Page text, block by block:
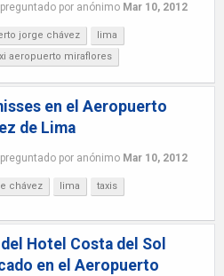
preguntado por anónimo Mar 10, 2012
jorge chávez
lima
aeropuerto miraflores
en el Aeropuerto
de Lima
preguntado por anónimo Mar 10, 2012
chávez lima taxis
Hotel Costa del Sol
en el Aeropuerto